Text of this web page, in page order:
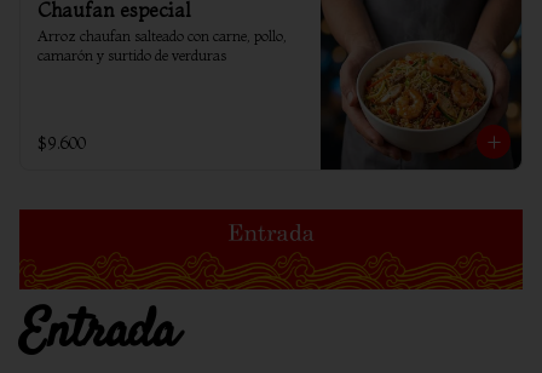
Chaufan especial
Arroz chaufan salteado con carne, pollo,
camarón y surtido de verduras
$9.600
Entrada